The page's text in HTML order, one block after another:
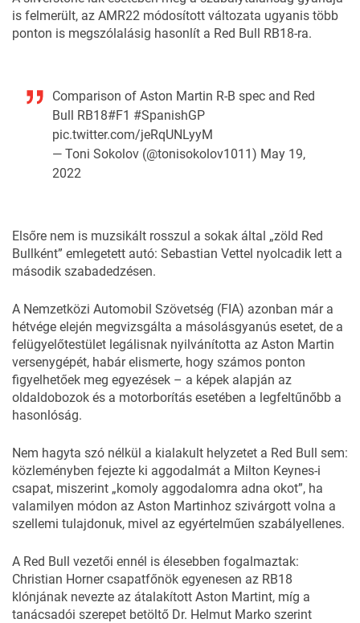
is felmerült, az AMR22 módosított változata ugyanis több
ponton is megszólalásig hasonlít a Red Bull RB18-ra.
Comparison of Aston Martin R-B spec and Red
Bull RB18#F1 #SpanishGP
pic.twitter.com/jeRqUNLyyM
— Toni Sokolov (@tonisokolov1011) May 19,
2022
Elsőre nem is muzsikált rosszul a sokak által „zöld Red
Bullként” emlegetett autó: Sebastian Vettel nyolcadik lett a
második szabadedzésen.
A Nemzetközi Automobil Szövetség (FIA) azonban már a
hétvége elején megvizsgálta a másolásgyanús esetet, de a
felügyelőtestület legálisnak nyilvánította az Aston Martin
versenygépét, habár elismerte, hogy számos ponton
figyelhetőek meg egyezések – a képek alapján az
oldaldobozok és a motorborítás esetében a legfeltűnőbb a
hasonlóság.
Nem hagyta szó nélkül a kialakult helyzetet a Red Bull sem:
közleményben fejezte ki aggodalmát a Milton Keynes-i
csapat, miszerint „komoly aggodalomra adna okot”, ha
valamilyen módon az Aston Martinhoz szivárgott volna a
szellemi tulajdonuk, mivel az egyértelműen szabályellenes.
A Red Bull vezetői ennél is élesebben fogalmaztak:
Christian Horner csapatfőnök egyenesen az RB18
klónjának nevezte az átalakított Aston Martint, míg a
tanácsadói szerepet betöltő Dr. Helmut Marko szerint